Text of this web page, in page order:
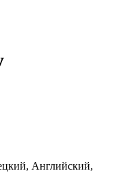
Английский,